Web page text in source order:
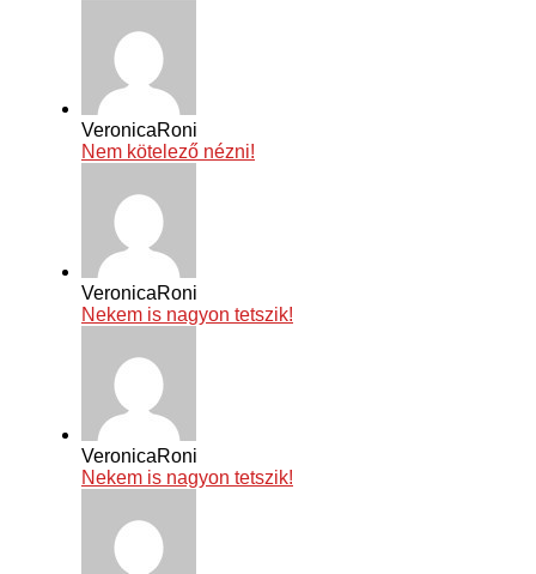
VeronicaRoni
Nem kötelező nézni!
VeronicaRoni
Nekem is nagyon tetszik!
VeronicaRoni
Nekem is nagyon tetszik!